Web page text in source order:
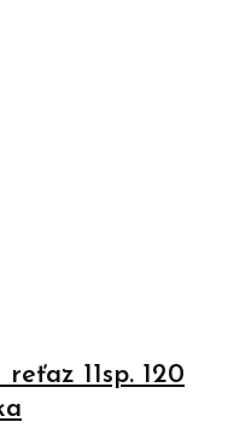
11sp. 120